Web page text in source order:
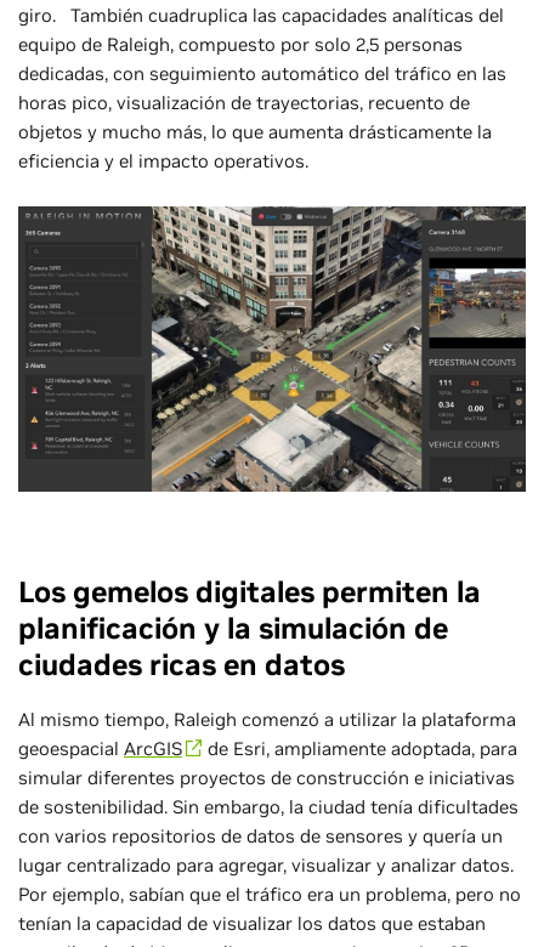
giro. También cuadruplica las capacidades analíticas del
equipo de Raleigh, compuesto por solo 2,5 personas
dedicadas, con seguimiento automático del tráfico en las
horas pico, visualización de trayectorias, recuento de
objetos y mucho más, lo que aumenta drásticamente la
eficiencia y el impacto operativos.
Los gemelos digitales permiten la
planificación y la simulación de
ciudades ricas en datos
Al mismo tiempo, Raleigh comenzó a utilizar la plataforma
geoespacial ArcGIS
de Esri, ampliamente adoptada, para
simular diferentes proyectos de construcción e iniciativas
de sostenibilidad. Sin embargo, la ciudad tenía dificultades
con varios repositorios de datos de sensores y quería un
lugar centralizado para agregar, visualizar y analizar datos.
Por ejemplo, sabían que el tráfico era un problema, pero no
tenían la capacidad de visualizar los datos que estaban